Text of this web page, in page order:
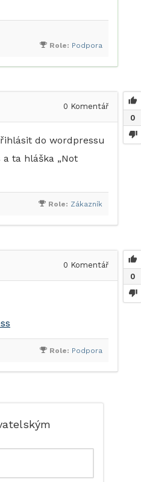
Role: Podpora
0
0 Komentář
do wordpressu
ta hláška „Not
Role: Zákazník
0
0 Komentář
Role: Podpora